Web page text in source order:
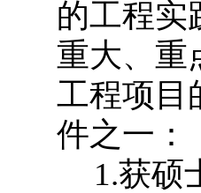
的工程实
重大、重
工程项目
件之一：
1.获硕